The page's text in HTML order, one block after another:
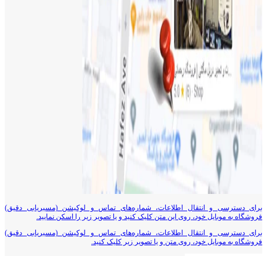
برای دسترسی و انتقال اطلاعات، شماره‌های تماس و لوکیشن (مسیریابی دقیق)
فروشگاه به موبایل خود، روی این متن کلیک کنید و یا تصویر زیر را اسکن نمایید.
برای دسترسی و انتقال اطلاعات، شماره‌های تماس و لوکیشن (مسیریابی دقیق)
فروشگاه به موبایل خود، روی متن و یا تصویر زیر کلیک کنید.